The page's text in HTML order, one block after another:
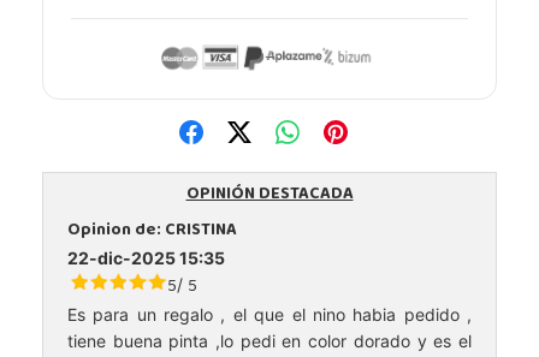
OPINIÓN DESTACADA
Opinion de:CRISTINA
22-dic-2025 15:35
5/ 5
Es para un regalo , el que el nino habia pedido ,
tiene buena pinta ,lo pedi en color dorado y es el